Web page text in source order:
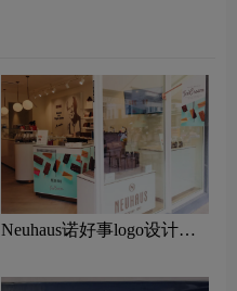
Neuhaus诺好事logo设计含